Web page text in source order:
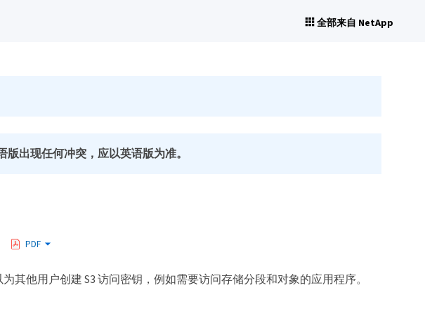
全部来自 NetApp
出现任何冲突，应以英语版为准。
PDF
其他用户创建 S3 访问密钥，例如需要访问存储分段和对象的应用程序。